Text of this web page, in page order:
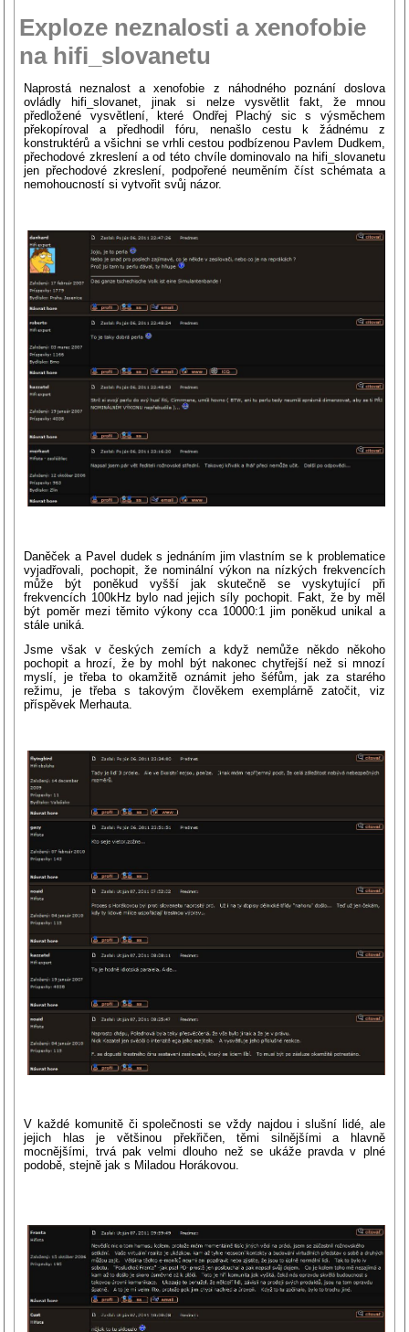
Exploze neznalosti a xenofobie
na hifi_slovanetu
Naprostá neznalost a xenofobie z náhodného poznání doslova
ovládly hifi_slovanet, jinak si nelze vysvětlit fakt, že mnou
předložené vysvětlení, které Ondřej Plachý sic s výsměchem
překopíroval a předhodil fóru, nenašlo cestu k žádnému z
konstruktérů a všichni se vrhli cestou podbízenou Pavlem Dudkem,
přechodové zkreslení a od této chvíle dominovalo na hifi_slovanetu
jen přechodové zkreslení, podpořené neuměním číst schémata a
nemohoucností si vytvořit svůj názor.
Daněček a Pavel dudek s jednáním jim vlastním se k problematice
vyjadřovali, pochopit, že nominální výkon na nízkých frekvencích
může být poněkud vyšší jak skutečně se vyskytující při
frekvencích 100kHz bylo nad jejich síly pochopit. Fakt, že by měl
být poměr mezi těmito výkony cca 10000:1 jim poněkud unikal a
stále uniká.
Jsme však v českých zemích a když nemůže někdo někoho
pochopit a hrozí, že by mohl být nakonec chytřejší než si mnozí
myslí, je třeba to okamžitě oznámit jeho šéfům, jak za starého
režimu, je třeba s takovým člověkem exemplárně zatočit, viz
příspěvek Merhauta.
V každé komunitě či společnosti se vždy najdou i slušní lidé, ale
jejich hlas je většinou překřičen, těmi silnějšími a hlavně
mocnějšími, trvá pak velmi dlouho než se ukáže pravda v plné
podobě, stejně jak s Miladou Horákovou.